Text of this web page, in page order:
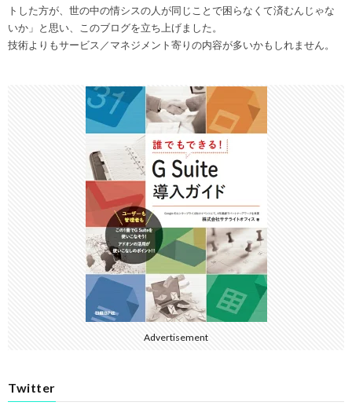
トした方が、世の中の情シスの人が同じことで困らなくて済むんじゃな
いか」と思い、このブログを立ち上げました。
技術よりもサービス／マネジメント寄りの内容が多いかもしれません。
Advertisement
Twitter